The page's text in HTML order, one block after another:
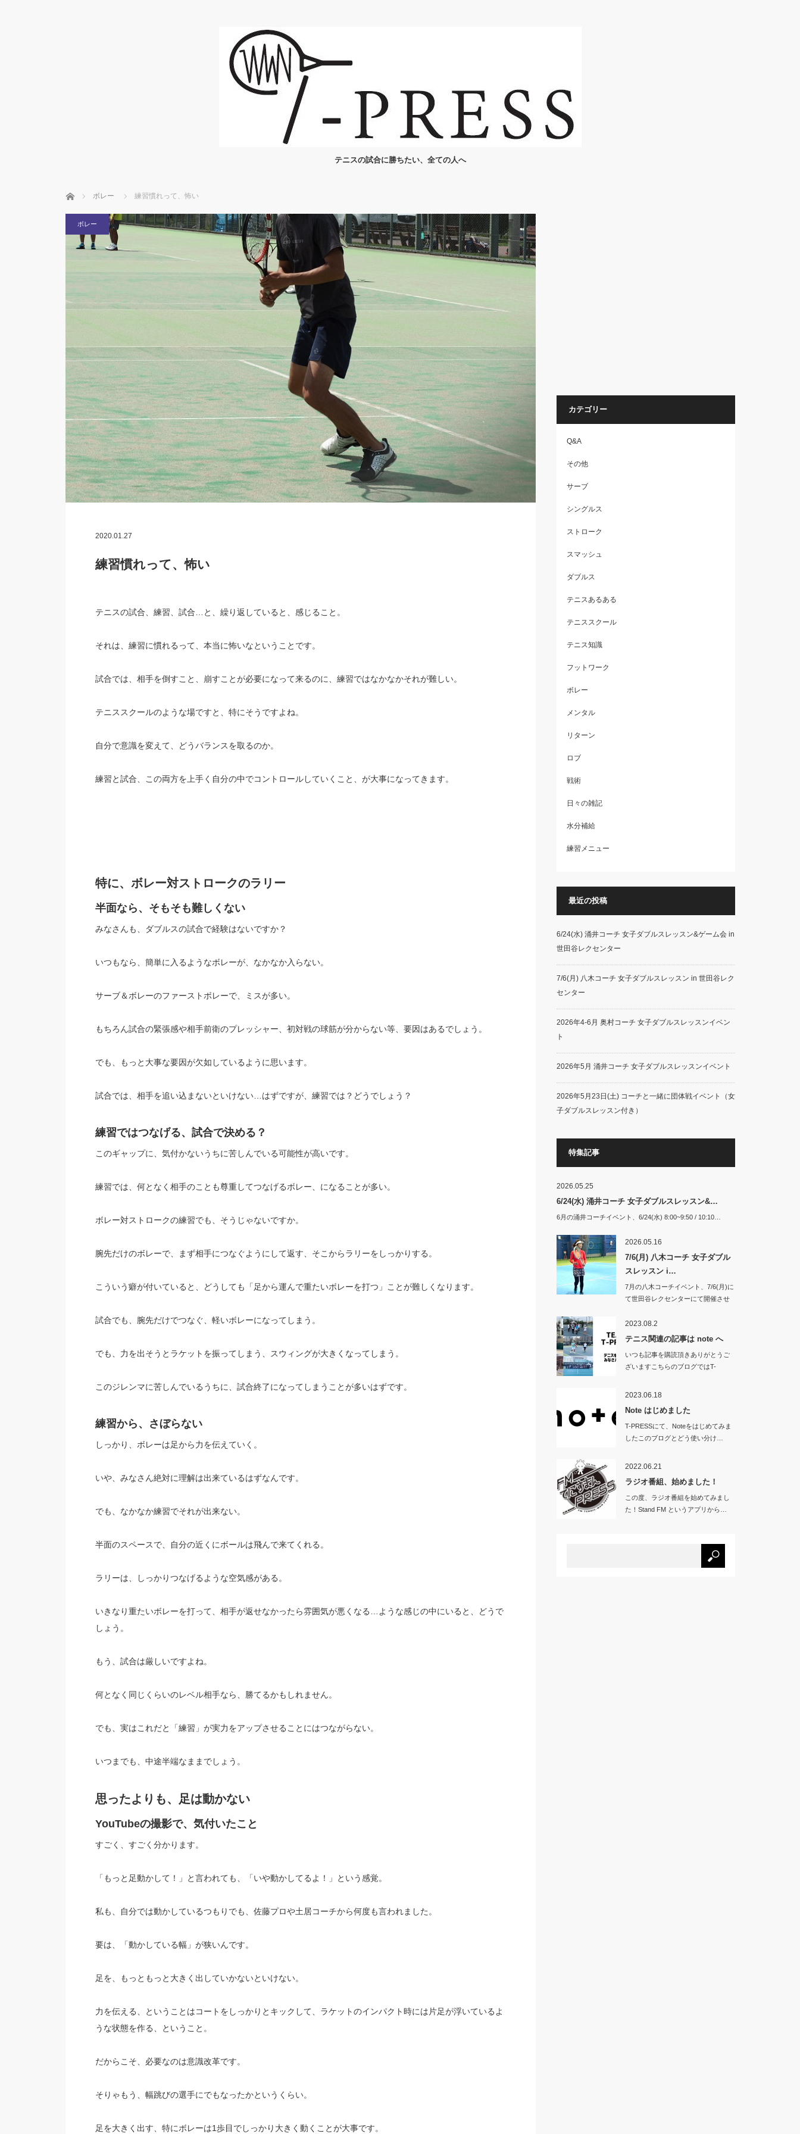
テニスの試合に勝ちたい、全ての人へ
ホーム ボレー 練習慣れって、怖い
ボレー
2020.01.27
練習慣れって、怖い
テニスの試合、練習、試合…と、繰り返していると、感じること。
それは、練習に慣れるって、本当に怖いなということです。
試合では、相手を倒すこと、崩すことが必要になって来るのに、練習ではなかなかそれが難しい。
テニススクールのような場ですと、特にそうですよね。
自分で意識を変えて、どうバランスを取るのか。
練習と試合、この両方を上手く自分の中でコントロールしていくこと、が大事になってきます。
特に、ボレー対ストロークのラリー
半面なら、そもそも難しくない
みなさんも、ダブルスの試合で経験はないですか？
いつもなら、簡単に入るようなボレーが、なかなか入らない。
サーブ＆ボレーのファーストボレーで、ミスが多い。
もちろん試合の緊張感や相手前衛のプレッシャー、初対戦の球筋が分からない等、要因はあるでしょう。
でも、もっと大事な要因が欠如しているように思います。
試合では、相手を追い込まないといけない…はずですが、練習では？どうでしょう？
練習ではつなげる、試合で決める？
このギャップに、気付かないうちに苦しんでいる可能性が高いです。
練習では、何となく相手のことも尊重してつなげるボレー、になることが多い。
ボレー対ストロークの練習でも、そうじゃないですか。
腕先だけのボレーで、まず相手につなぐようにして返す、そこからラリーをしっかりする。
こういう癖が付いていると、どうしても「足から運んで重たいボレーを打つ」ことが難しくなります。
試合でも、腕先だけでつなぐ、軽いボレーになってしまう。
でも、力を出そうとラケットを振ってしまう、スウィングが大きくなってしまう。
このジレンマに苦しんでいるうちに、試合終了になってしまうことが多いはずです。
練習から、さぼらない
しっかり、ボレーは足から力を伝えていく。
いや、みなさん絶対に理解は出来ているはずなんです。
でも、なかなか練習でそれが出来ない。
半面のスペースで、自分の近くにボールは飛んで来てくれる。
ラリーは、しっかりつなげるような空気感がある。
いきなり重たいボレーを打って、相手が返せなかったら雰囲気が悪くなる…ような感じの中にいると、どうで
しょう。
もう、試合は厳しいですよね。
何となく同じくらいのレベル相手なら、勝てるかもしれません。
でも、実はこれだと「練習」が実力をアップさせることにはつながらない。
いつまでも、中途半端なままでしょう。
思ったよりも、足は動かない
YouTubeの撮影で、気付いたこと
すごく、すごく分かります。
「もっと足動かして！」と言われても、「いや動かしてるよ！」という感覚。
私も、自分では動かしているつもりでも、佐藤プロや土居コーチから何度も言われました。
要は、「動かしている幅」が狭いんです。
足を、もっともっと大きく出していかないといけない。
力を伝える、ということはコートをしっかりとキックして、ラケットのインパクト時には片足が浮いているよ
うな状態を作る、ということ。
だからこそ、必要なのは意識改革です。
そりゃもう、幅跳びの選手にでもなったかというくらい。
足を大きく出す、特にボレーは1歩目でしっかり大きく動くことが大事です。
カテゴリー
Q&A
その他
サーブ
シングルス
ストローク
スマッシュ
ダブルス
テニスあるある
テニススクール
テニス知識
フットワーク
ボレー
メンタル
リターン
ロブ
戦術
日々の雑記
水分補給
練習メニュー
最近の投稿
6/24(水) 涌井コーチ 女子ダブルスレッスン&ゲーム会 in
世田谷レクセンター
7/6(月) 八木コーチ 女子ダブルスレッスン in 世田谷レク
センター
2026年4-6月 奥村コーチ 女子ダブルスレッスンイベン
ト
2026年5月 涌井コーチ 女子ダブルスレッスンイベント
2026年5月23日(土) コーチと一緒に団体戦イベント（女
子ダブルスレッスン付き）
特集記事
2026.05.25
6/24(水) 涌井コーチ 女子ダブルスレッスン&…
6月の涌井コーチイベント、6/24(水) 8:00~9:50 / 10:10…
2026.05.16
7/6(月) 八木コーチ 女子ダブル
スレッスン i…
7月の八木コーチイベント、7/6(月)に
て世田谷レクセンターにて開催させ
2023.08.2
テニス関連の記事は note へ
いつも記事を購読頂きありがとうご
ざいますこちらのブログではT-
2023.06.18
Note はじめました
T-PRESSにて、Noteをはじめてみま
したこのブログとどう使い分け…
2022.06.21
ラジオ番組、始めました！
この度、ラジオ番組を始めてみまし
た！Stand FM というアプリから…